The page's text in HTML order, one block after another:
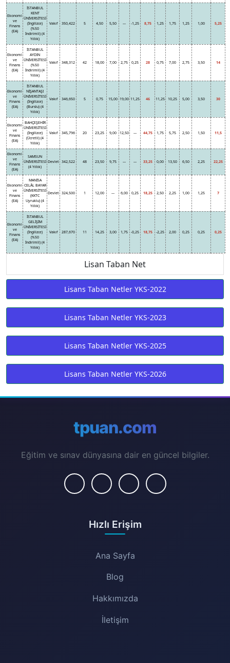
Ekonomi
ve
Finans
(EA)
İSTANBUL
KENT
ÜNİVERSİTESİ
(İngilizce)
(%50
İndirimli) (4
Yıllık)
Vakıf 350,422 5 4,50 5,50 --- -1,25 8,75 1,25 1,75 1,25 1,00 5,25
Ekonomi
ve
Finans
(EA)
İSTANBUL
AYDIN
ÜNİVERSİTESİ
(%50
İndirimli) (4
Yıllık)
Vakıf 348,312 42 18,00 7,00 2,75 0,25 28 0,75 7,00 2,75 3,50 14
Ekonomi
ve
Finans
(EA)
İSTANBUL
NİŞANTAŞI
ÜNİVERSİTESİ
(İngilizce)
(Burslu) (4
Yıllık)
Vakıf 346,650 5 0,75 15,00 19,00 11,25 46 11,25 10,25 5,00 3,50 30
Ekonomi
ve
Finans
(EA)
BAHÇEŞEHİR
ÜNİVERSİTESİ
(İngilizce)
(Ücretli) (4
Yıllık)
Vakıf 345,796 20 23,25 9,00 12,50 --- 44,75 1,75 5,75 2,50 1,50 11,5
Ekonomi
ve
Finans
(EA)
SAMSUN
ÜNİVERSİTESİ
(4 Yıllık)
Devlet 342,522 48 23,50 9,75 --- --- 33,25 0,00 13,50 6,50 2,25 22,25
Ekonomi
ve
Finans
(EA)
MANİSA
CELÂL BAYAR
ÜNİVERSİTESİ
(KKTC
Uyruklu) (4
Yıllık)
Devlet 324,500 1 12,00 --- 6,00 0,25 18,25 2,50 2,25 1,00 1,25 7
Ekonomi
ve
Finans
(EA)
İSTANBUL
GELİŞİM
ÜNİVERSİTESİ
(İngilizce)
(%50
İndirimli) (4
Yıllık)
Vakıf 287,670 11 14,25 3,00 1,75 -0,25 18,75 -2,25 2,00 0,25 0,25 0,25
Lisan Taban Net
Lisans Taban Netler YKS-2022
Lisans Taban Netler YKS-2023
Lisans Taban Netler YKS-2025
Lisans Taban Netler YKS-2026
tpuan.com
Eğitim ve sınav dünyasına dair en güncel bilgiler.
Hızlı Erişim
Ana Sayfa
Blog
Hakkımızda
İletişim